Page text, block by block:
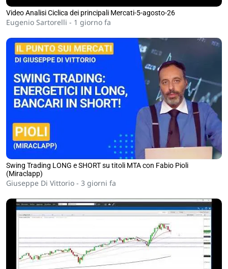
Video Analisi Ciclica dei principali Mercati-5-agosto-26
Eugenio Sartorelli - 1 giorno fa
Swing Trading LONG e SHORT su titoli MTA con Fabio Pioli
(Miraclapp)
Giuseppe Di Vittorio - 3 giorni fa